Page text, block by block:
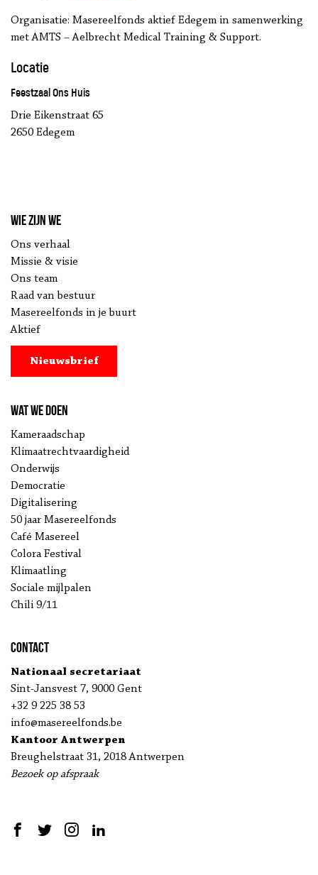
Organisatie: Masereelfonds aktief Edegem in samenwerking
met AMTS – Aelbrecht Medical Training & Support.
Locatie
Feestzaal Ons Huis
Drie Eikenstraat 65
2650 Edegem
Wie zijn we
Ons verhaal
Missie & visie
Ons team
Raad van bestuur
Masereelfonds in je buurt
Aktief
Nieuwsbrief
Wat we doen
Kameraadschap
Klimaatrechtvaardigheid
Onderwijs
Democratie
Digitalisering
50 jaar Masereelfonds
Café Masereel
Colora Festival
Klimaatling
Sociale mijlpalen
Chili 9/11
Contact
Nationaal secretariaat
Sint-Jansvest 7, 9000 Gent
+32 9 225 38 53
info@masereelfonds.be
Kantoor Antwerpen
Breughelstraat 31, 2018 Antwerpen
Bezoek op afspraak